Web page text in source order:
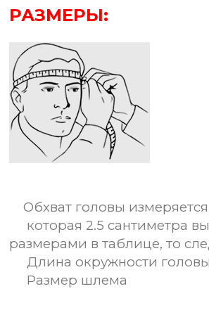
РАЗМЕРЫ:
Обхват головы
которая 2.5 сантиметра
размерами в таблице, то
Длина окружности
Размер шлема